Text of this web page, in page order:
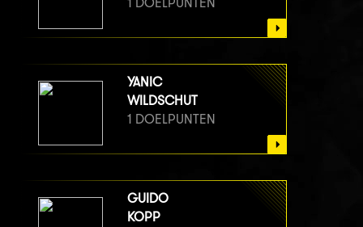
YANIC
WILDSCHUT
1 DOELPUNTEN
GUIDO
KOPP